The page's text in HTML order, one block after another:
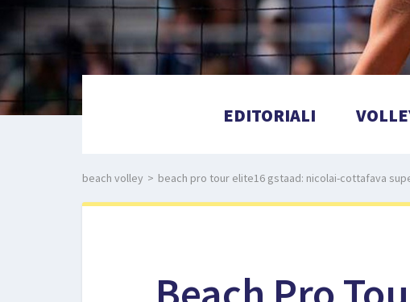
EDITORIALI
beach volley > beach pro tour elite16 gstaad: nicolai-cottafava